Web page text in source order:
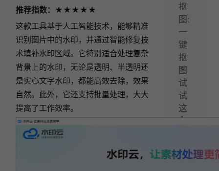
推荐指数：★★★★★
这款工具基于人工智能技术，能够精准
识别图片中的水印，并通过智能修复技
术填补水印区域。它特别适合处理复杂
背景上的水印，无论是透明、半透明还
是实心文字水印，都能高效去除，效果
自然。此外，它还支持批量处理，大大
提高了工作效率。
抠
图:
一
键
抠
图
试
试
这
4
图